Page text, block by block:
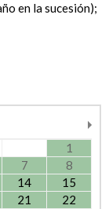
en la sucesión);
1
7
8
14
15
21
22